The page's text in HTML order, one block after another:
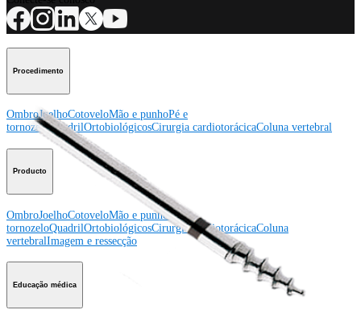
Procedimento
OmbroJoelhoCotoveloMão e punhoPé e
tornozeloQuadrilOrtobiológicosCirurgia cardiotorácicaColuna vertebral
Producto
OmbroJoelhoCotoveloMão e punhoPé e
tornozeloQuadrilOrtobiológicosCirurgia cardiotorácicaColuna
vertebralImagem e ressecção
Educação médica